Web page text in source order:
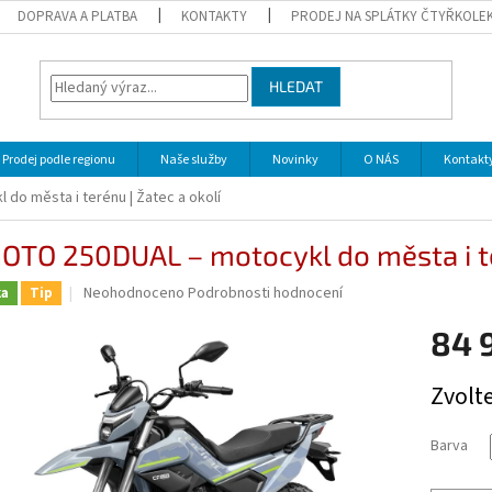
DOPRAVA A PLATBA KONTAKTY PRODEJ NA SPLÁTKY
HLEDAT
Prodej podle regionu Naše služby Novinky O NÁS
do města i terénu | Žatec a okolí
250DUAL – motocykl do města i
Tip
Průměrné
hvězdiček.
Neohodnoceno Podrobnosti hodnocení
84
cena:
Barva